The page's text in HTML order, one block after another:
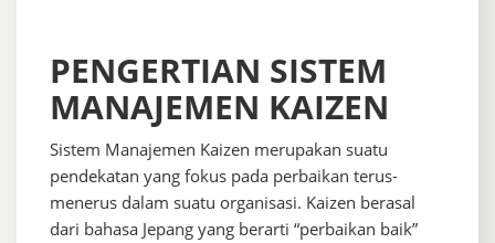
PENGERTIAN SISTEM
MANAJEMEN KAIZEN
Sistem Manajemen Kaizen merupakan suatu
pendekatan yang fokus pada perbaikan terus-
menerus dalam suatu organisasi. Kaizen berasal
dari bahasa Jepang yang berarti “perbaikan baik”